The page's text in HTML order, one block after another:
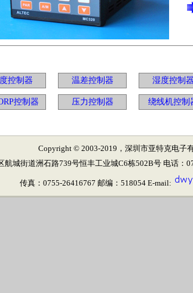
控制器 温差控制器 湿度控制器
控制器 压力控制器 绕线机控制
Copyright © 2003-2019，深圳市亚特克电子
航城街道洲石路739号恒丰工业城C6栋502B号 电话：
传真：0755-26416767 邮编：518054 E-mail: